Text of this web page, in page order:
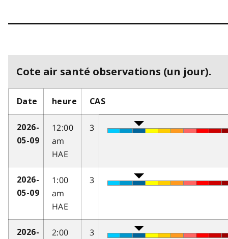
Cote air santé observations (un jour).
Date heure CAS
2026-
05-09
12:00
am
HAE
3
2026-
05-09
1:00
am
HAE
3
2026-
2:00
3